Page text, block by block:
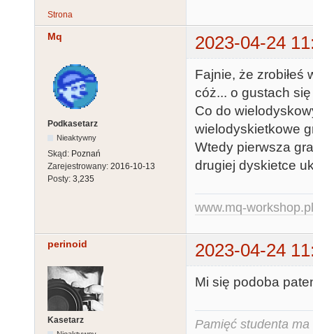
Strona
Mq 2023-04-24
Podkasetarz
Nieaktywny
Skąd: Poznań
Zarejestrowany: 2016-10-13
Posty: 3,235
Fajnie, że zrobiłeś
cóż... o gustach
Co do
wielodyskietkowe
Wtedy pierwsza
drugiej dyskietce
www.mq-workshop.pl
perinoid 2023-04-24
Kasetarz
Mi się podoba
Pamięć studenta